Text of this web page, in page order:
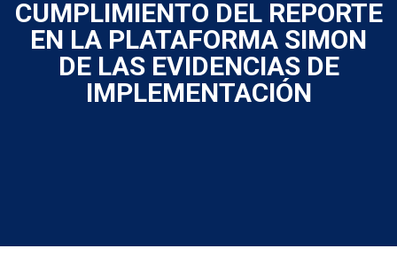
CUMPLIMIENTO DEL REPORTE
EN LA PLATAFORMA SIMON
DE LAS EVIDENCIAS DE
IMPLEMENTACIÓN